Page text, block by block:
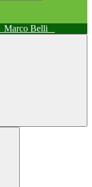
Marco Belli